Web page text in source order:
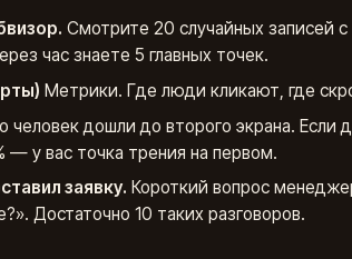
Смотрите 20 случайных записей с
час знаете 5 главных точек.
Метрики. Где люди кликают, где
человек дошли до второго экрана. Если
— у вас точка трения на первом.
заявку. Короткий вопрос
Достаточно 10 таких разговоров.